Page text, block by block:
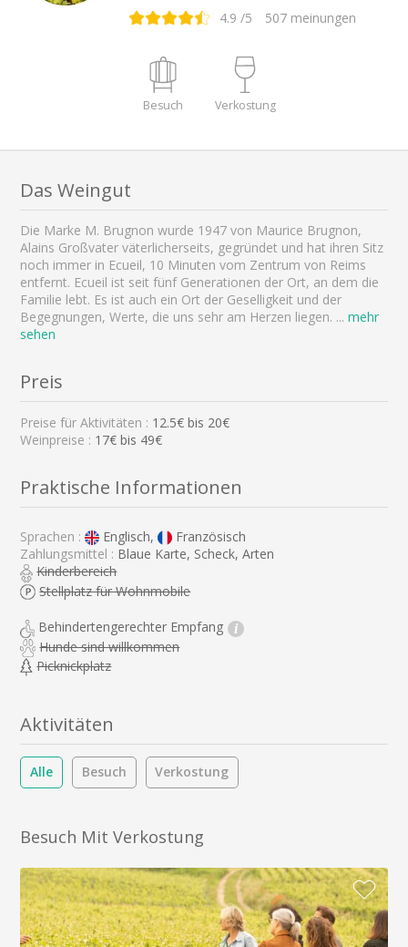
4.9 /5 507 meinungen
Besuch Verkostung
Das Weingut
Die Marke M. Brugnon wurde 1947 von Maurice Brugnon,
Alains Großvater väterlicherseits, gegründet und hat ihren Sitz
noch immer in Ecueil, 10 Minuten vom Zentrum von Reims
entfernt. Ecueil ist seit fünf Generationen der Ort, an dem die
Familie lebt. Es ist auch ein Ort der Geselligkeit und der
Begegnungen, Werte, die uns sehr am Herzen liegen. ... mehr
sehen
Preis
Preise für Aktivitäten : 12.5€ bis 20€
Weinpreise : 17€ bis 49€
Praktische Informationen
Sprachen : Englisch,
Französisch
Zahlungsmittel : Blaue Karte, Scheck, Arten
Kinderbereich
Stellplatz für Wohnmobile
Behindertengerechter Empfang i
Hunde sind willkommen
Picknickplatz
Aktivitäten
Alle Besuch Verkostung
Besuch Mit Verkostung